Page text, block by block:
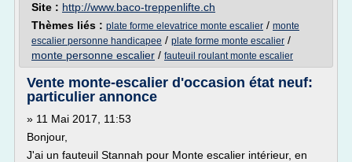
Site : http://www.baco-treppenlifte.ch
Thèmes liés : plate forme elevatrice monte escalier / monte
escalier personne handicapee / plate forme monte escalier /
monte personne escalier / fauteuil roulant monte escalier
Vente monte-escalier d'occasion état neuf:
particulier annonce
» 11 Mai 2017, 11:53
Bonjour,
J'ai un fauteuil Stannah pour Monte escalier intérieur, en